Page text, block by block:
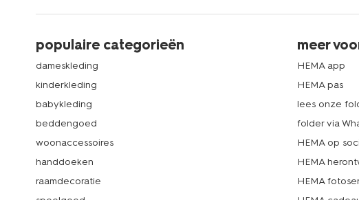
populaire categorieën
dameskleding
kinderkleding
babykleding
beddengoed
woonaccessoires
handdoeken
raamdecoratie
meer
HEMA app
HEMA pas
lees onze
folder via
HEMA op
HEMA
HEMA